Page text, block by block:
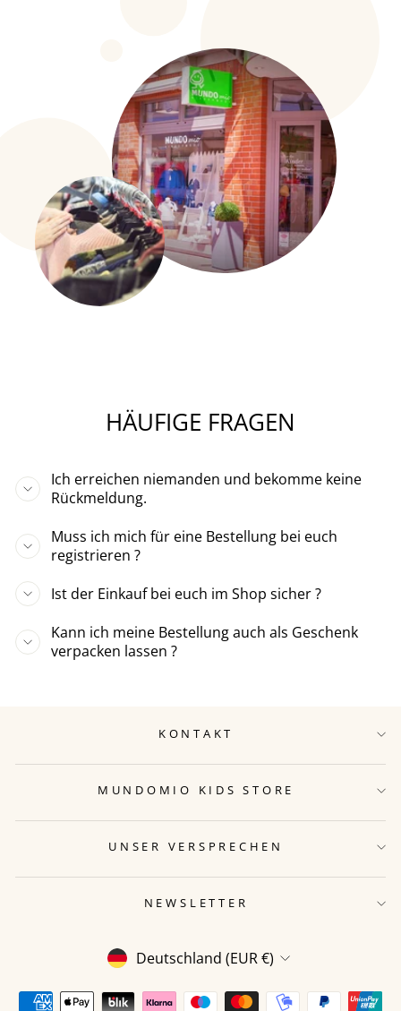
HÄUFIGE FRAGEN
Ich erreichen niemanden und bekomme keine
Rückmeldung.
Muss ich mich für eine Bestellung bei euch
registrieren ?
Ist der Einkauf bei euch im Shop sicher ?
Kann ich meine Bestellung auch als Geschenk
verpacken lassen ?
KONTAKT
MUNDOMIO KIDS STORE
UNSER VERSPRECHEN
NEWSLETTER
WÄHRUNG
Deutschland (EUR €)